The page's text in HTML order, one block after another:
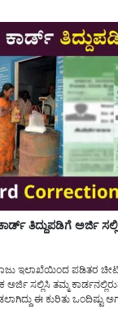
ತಿದ್ದುಪಡಿಗೆ ಅರ್ಜಿ
ಇಲಾಖೆಯಿಂದ ಪಡಿತರ
ಸಲ್ಲಿಸಿ ತಮ್ಮ
ಈ ಕುರಿತು ಒಂದಿಷ್ಟು